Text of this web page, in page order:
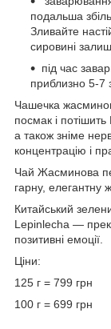
подальша
Зливайте
сировині
під час
приблизно 5-7
Чашечка
посмак і
а також зніме
концентрацію і
Чай Жасминова
гарну, елегантну
Китайський
Lepinlecha —
позитивні емоції.
Ціни:
125 г = 799 грн
100 г = 699 грн